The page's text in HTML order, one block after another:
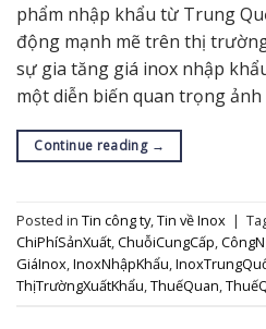
phẩm nhập khẩu từ Trung
động mạnh mẽ trên thị
sự gia tăng giá inox nhập
một diễn biến quan trọng
Continue reading →
Posted in Tin công ty,Tin về Inox |
ChiPhíSảnXuất,ChuỗiCungCấp,
GiáInox,InoxNhậpKhẩu,
ThịTrườngXuấtKhẩu,ThuếQuan,